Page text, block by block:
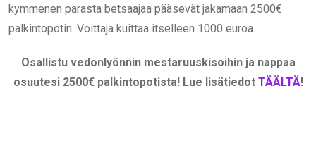
kymmenen parasta betsaajaa pääsevät jakamaan 2500€
palkintopotin. Voittaja kuittaa itselleen 1000 euroa.
Osallistu vedonlyönnin mestaruuskisoihin ja nappaa
osuutesi 2500€ palkintopotista! Lue lisätiedot TÄÄLTÄ!